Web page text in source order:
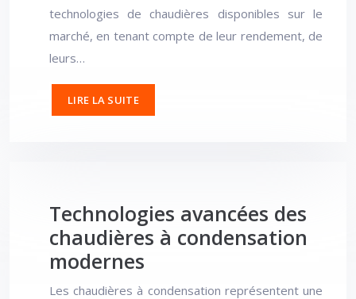
technologies de chaudières disponibles sur le
marché, en tenant compte de leur rendement, de
leurs…
LIRE LA SUITE
Technologies avancées des
chaudières à condensation
modernes
Les chaudières à condensation représentent une